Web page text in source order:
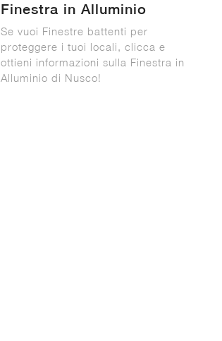
Finestra in Alluminio
Se vuoi Finestre battenti per
proteggere i tuoi locali, clicca e
ottieni informazioni sulla Finestra in
Alluminio di Nusco!